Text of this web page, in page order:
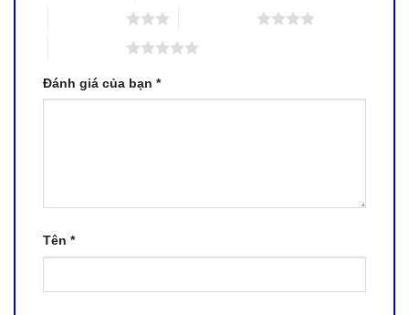
Đánh giá của bạn *
Tên *